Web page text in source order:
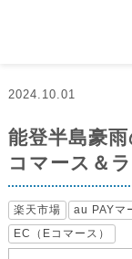
2024.10.01
能登半島豪
コマース＆
楽天市場 au PAYマ
EC（Eコマース）